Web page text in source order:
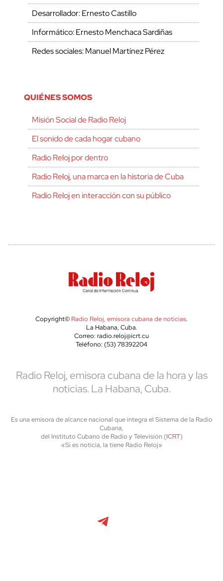
Desarrollador: Ernesto Castillo
Informático: Ernesto Menchaca Sardiñas
Redes sociales: Manuel Martínez Pérez
QUIÉNES SOMOS
Misión Social de Radio Reloj
El sonido de cada hogar cubano
Radio Reloj por dentro
Radio Reloj, una marca en la historia de Cuba
Radio Reloj en interacción con su público
Copyright© Radio Reloj, emisora cubana de noticias.
La Habana, Cuba.
Correo: radio.reloj@icrt.cu
Teléfono: (53) 78392204
Radio Reloj, emisora cubana de la hora y las
noticias. La Habana, Cuba.
Es una emisora de alcance nacional que integra el Sistema de la Radio
Cubana,
del Instituto Cubano de Radio y Televisión (ICRT)
«Si es noticia, la tiene Radio Reloj»